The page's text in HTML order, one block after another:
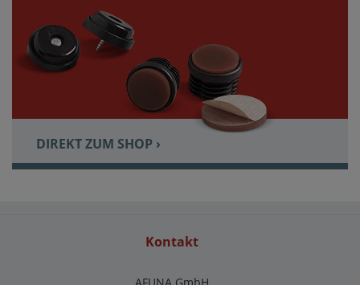
DIREKT ZUM SHOP ›
Kontakt
AFUNA GmbH